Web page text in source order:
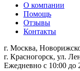
О компании
Помощь
Отзывы
Контакты
г. Москва,
г. Красногорск, ул.
Ежедневно с 10:00 до